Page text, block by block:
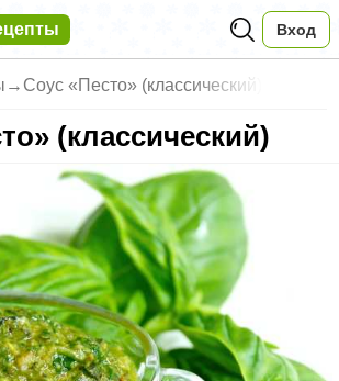
Вход
→ Соус «Песто» (классический)
(классический)